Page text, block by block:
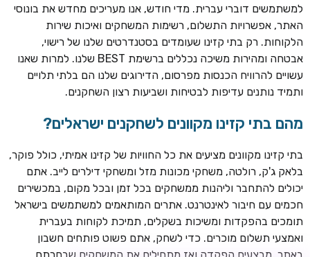
חבילת קבלת פנים: בונוס 100% עד 300€ + 100 ספיני בונוס על
ההפקדה הראשונה
CASOO
בונוס מתגלגל עד 2,000 ₪ + 200 ספינים חינם לשחקנים
חדשים
ROYSPINS
חינם על ההפקדות הראשונות
למשתמשים דוברי עברית. מדי חודש, אנו מעריכים מחדש את בונוסי
האתר, אפשרויות התשלום, רשימות המשחקים ואיכות שירות
הלקוחות. רק בתי קזינו שעומדים בסטנדרטים שלנו של רישוי,
אבטחה ומהירות משיכה נכללים ברשימת BEST שלנו. למרות שאנו
עשויים להרוויח הכנסות מפרסום, הדירוגים שלנו הם בלתי תלויים
ותמיד נותנים עדיפות לבטיחות ושביעות רצון השחקנים.
מהם בתי קזינו מקוונים לשחקנים ישראלים?
בתי קזינו מקוונים מציעים את כל החוויות של קזינו אמיתי, כולל פוקר,
בלאק ג'ק, רולטה, משחקי מכונות מזל ומשחקי דילרים לייב. אתם
יכולים להתחבר וליהנות ממשחקים בכל זמן ובכל מקום, במכשירים
חכמים עם חיבור לאינטרנט. אתרים המותאמים למשתמשים בישראל
תומכים בהפקדות ומשיכות בשקלים, תמיכת לקוחות בעברית
ואמצעי תשלום מוכרים. כדי לשחק, אתם פשוט פותחים חשבון